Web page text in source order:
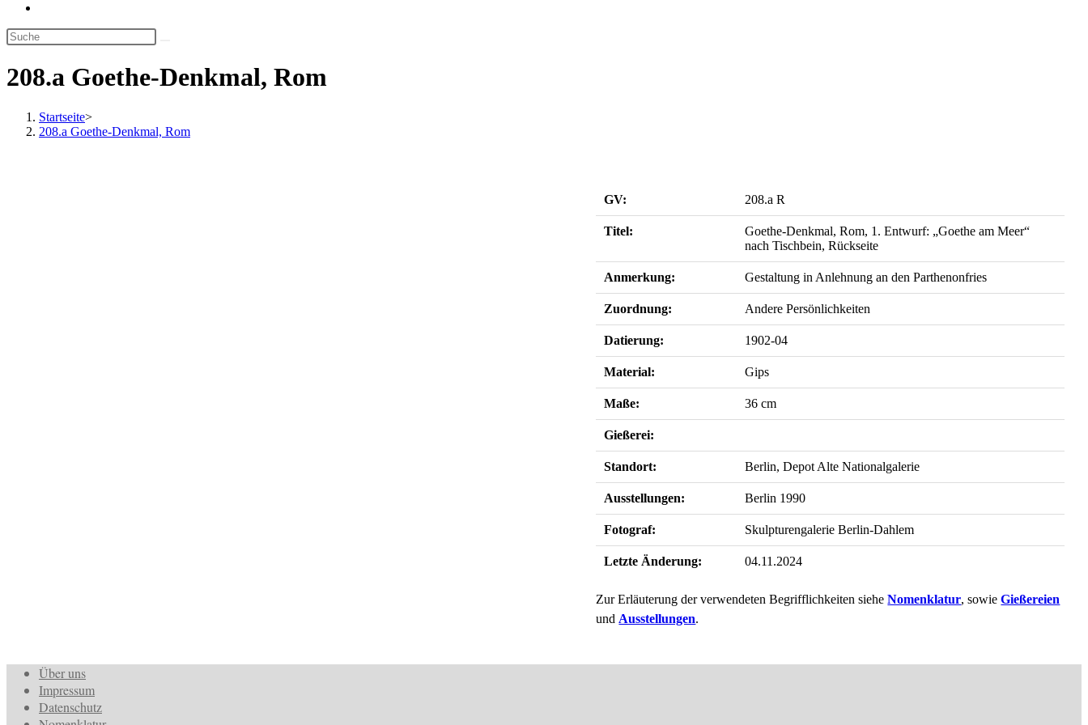
umschalten
208.a Goethe-Denkmal, Rom
Startseite>
208.a Goethe-Denkmal, Rom
GV: 208.a R
Titel:
Goethe-Denkmal, Rom, 1. Entwurf: „Goethe am Meer“
nach Tischbein, Rückseite
Anmerkung: Gestaltung in Anlehnung an den Parthenonfries
Zuordnung: Andere Persönlichkeiten
Datierung: 1902-04
Material: Gips
Maße: 36 cm
Gießerei:
Standort: Berlin, Depot Alte Nationalgalerie
Ausstellungen: Berlin 1990
Fotograf: Skulpturengalerie Berlin-Dahlem
Letzte Änderung: 04.11.2024
Zur Erläuterung der verwendeten Begrifflichkeiten sieheNomenklatur, sowieGießereien
und Ausstellungen.
Über uns
Impressum
Datenschutz